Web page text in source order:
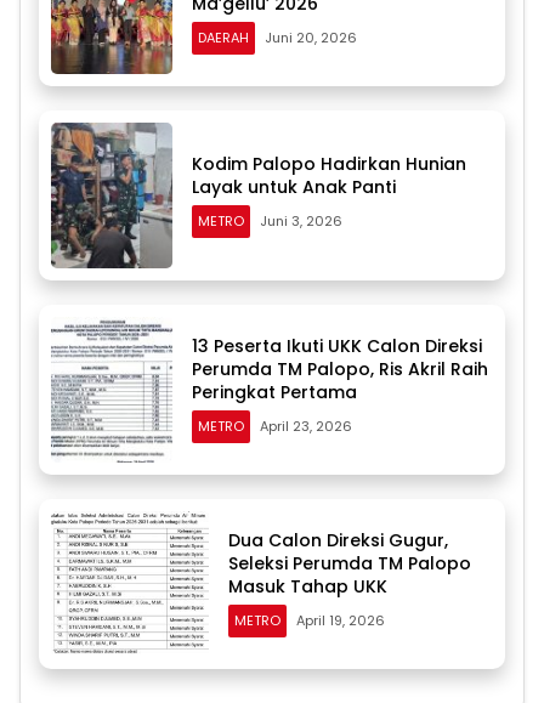
DAERAH Juni 20, 2026
Kodim Palopo Hadirkan Hunian
Layak untuk Anak Panti
METRO Juni 3, 2026
13 Peserta Ikuti UKK Calon Direksi
Perumda TM Palopo, Ris Akril Raih
Peringkat Pertama
METRO April 23, 2026
Dua Calon Direksi Gugur,
Seleksi Perumda TM Palopo
Masuk Tahap UKK
METRO April 19, 2026